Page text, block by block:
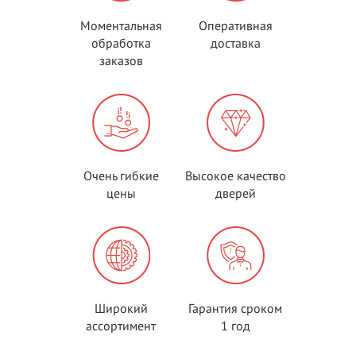
Моментальная
обработка
заказов
Оперативная
доставка
Очень гибкие
цены
Высокое качество
дверей
Широкий
ассортимент
Гарантия сроком
1 год